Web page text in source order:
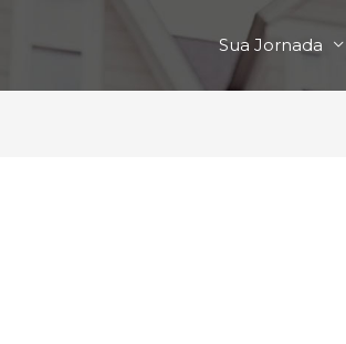
Sua Jornada